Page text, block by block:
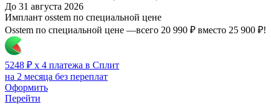
До 31 августа 2026
Имплант osstem по специальной цене
Osstem по специальной цене —всего 20 990 ₽ вместо 25 900 ₽!
5248 ₽ x 4 платежа в Сплит
на 2 месяца без переплат
Оформить
Перейти